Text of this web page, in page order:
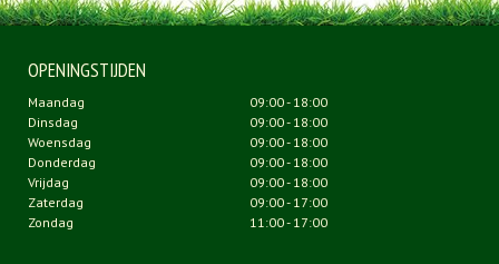
OPENINGSTIJDEN
Maandag
09:00 - 18:00
Dinsdag
09:00 - 18:00
Woensdag
09:00 - 18:00
Donderdag
09:00 - 18:00
Vrijdag
09:00 - 18:00
Zaterdag
09:00 - 17:00
Zondag
11:00 - 17:00